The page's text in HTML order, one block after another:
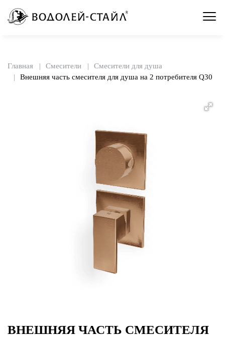
Главная Смесители
Смесители для душа
Внешняя часть смесителя для душа на 2 потребителя Q30
ВНЕШНЯЯ ЧАСТЬ СМЕСИТЕЛЯ